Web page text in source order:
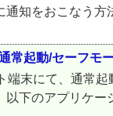
知をおこなう
常起動/セーフモ
端末にて、通常
下のアプリケ